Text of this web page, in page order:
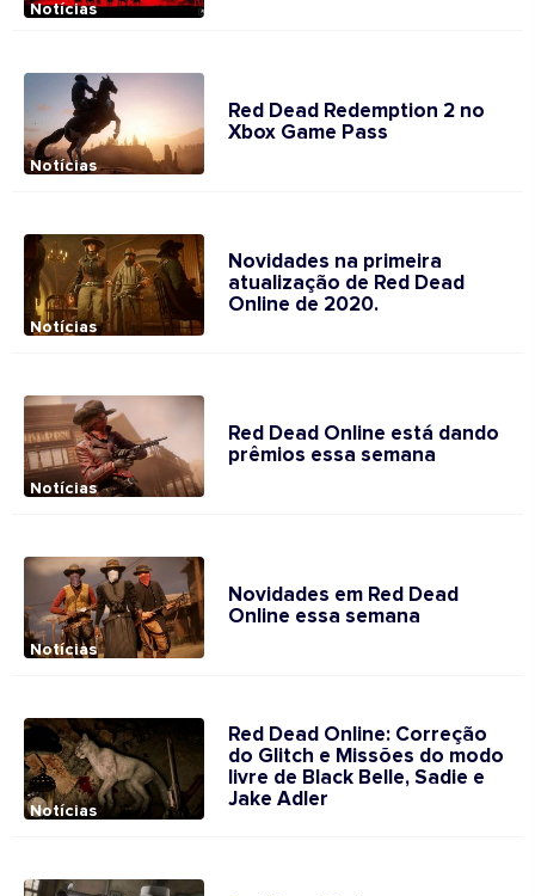
Notícias
Notícias
Red Dead Redemption 2 no
Xbox Game Pass
Notícias
Novidades na primeira
atualização de Red Dead
Online de 2020.
Notícias
Red Dead Online está dando
prêmios essa semana
Notícias
Novidades em Red Dead
Online essa semana
Notícias
Red Dead Online: Correção
do Glitch e Missões do modo
livre de Black Belle, Sadie e
Jake Adler